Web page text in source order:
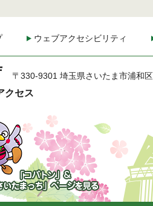
ウェブアクセシビリティ
クセス
〒330-9301 埼玉県さいたま市浦和
コバトン」&「さいた
ち」